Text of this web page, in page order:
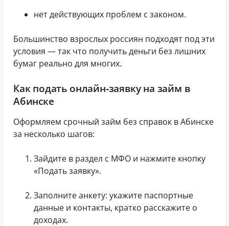
нет действующих проблем с законом.
Большинство взрослых россиян подходят под эти
условия — так что получить деньги без лишних
бумаг реально для многих.
Как подать онлайн‑заявку на займ в
Абинске
Оформляем срочный займ без справок в Абинске
за несколько шагов:
Зайдите в раздел с МФО и нажмите кнопку
«Подать заявку».
Заполните анкету: укажите паспортные
данные и контакты, кратко расскажите о
доходах.